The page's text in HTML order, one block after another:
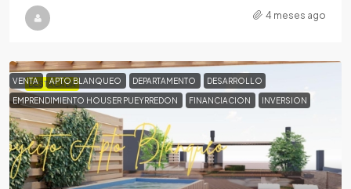
4 meses ago
DESTACADA
VENTA APTO BLANQUEO DEPARTAMENTO DESARROLLO
EMPRENDIMIENTO HOUSER PUEYRREDON FINANCIACION INVERSION